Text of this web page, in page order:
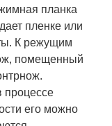
планка
пленке или
К режущим
помещенный
процессе
его можно